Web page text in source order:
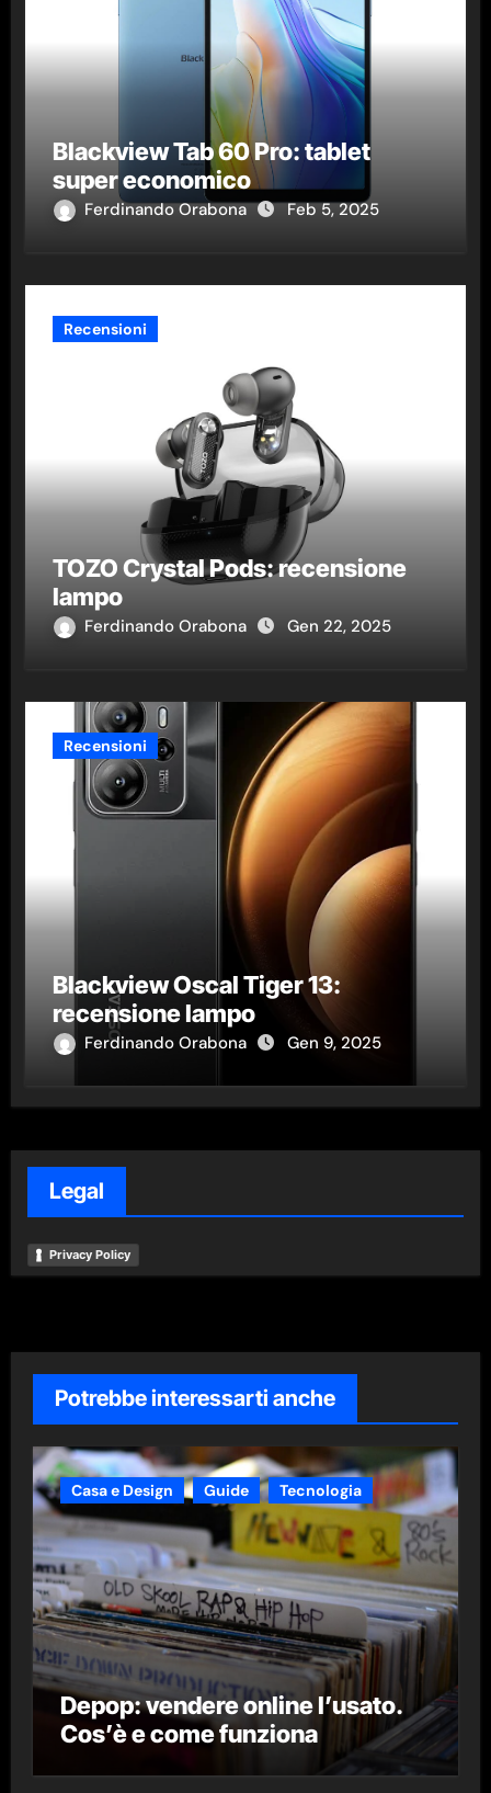
Blackview Tab 60 Pro: tablet
super economico
Ferdinando Orabona Feb 5, 2025
Recensioni
TOZO Crystal Pods: recensione
lampo
Ferdinando Orabona Gen 22, 2025
Recensioni
Blackview Oscal Tiger 13:
recensione lampo
Ferdinando Orabona Gen 9, 2025
Legal
Privacy Policy
Potrebbe interessarti anche
Casa e Design Guide Tecnologia
Depop: vendere online l’usato.
Cos’è e come funziona